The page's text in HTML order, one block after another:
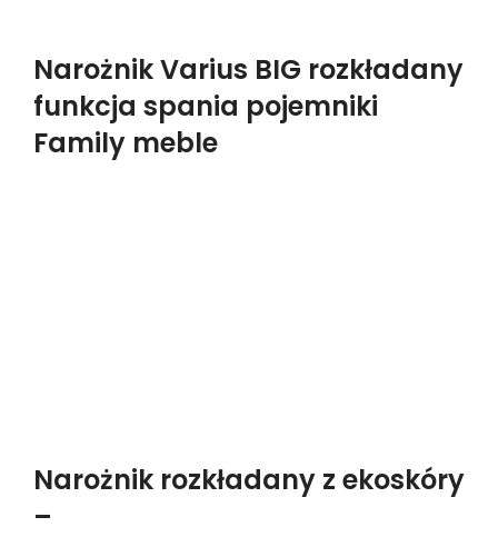
Narożnik Varius BIG rozkładany
funkcja spania pojemniki
Family meble
Narożnik rozkładany z ekoskóry
–